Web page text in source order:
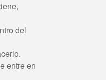
del
entre en